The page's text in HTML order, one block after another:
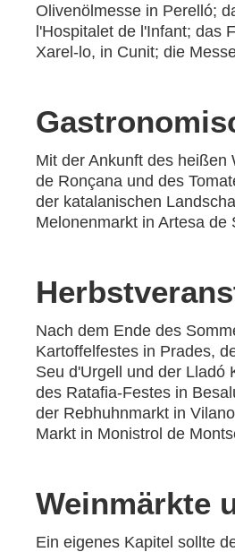
Olivenölmesse in Perelló;
l'Hospitalet de l'Infant; das
Xarel-lo, in Cunit; die
Mit der Ankunft des heißen
de Ronçana und des
der katalanischen
Melonenmarkt in Artesa
Nach dem Ende des
Kartoffelfestes in Prades,
Seu d'Urgell und der Lladó
des Ratafia-Festes in
der Rebhuhnmarkt in
Markt in Monistrol de
Weinmärkte
Ein eigenes Kapitel sollte